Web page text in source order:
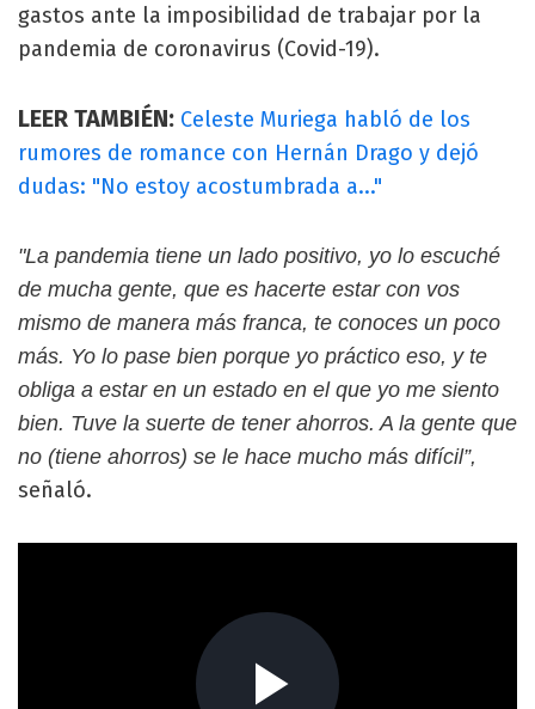
gastos ante la imposibilidad de trabajar por la
pandemia de coronavirus (Covid-19).
LEER TAMBIÉN: Celeste Muriega habló de los
rumores de romance con Hernán Drago y dejó
dudas: "No estoy acostumbrada a..."
"La pandemia tiene un lado positivo, yo lo escuché
de mucha gente, que es hacerte estar con vos
mismo de manera más franca, te conoces un poco
más. Yo lo pase bien porque yo práctico eso, y te
obliga a estar en un estado en el que yo me siento
bien. Tuve la suerte de tener ahorros. A la gente que
no (tiene ahorros) se le hace mucho más difícil”,
señaló.